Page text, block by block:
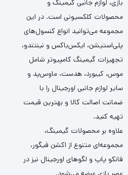
بازی، لوازم جانبی گیمینگ و
محصولات کلکسیونی است. در این
مجموعه می‌توانید انواع کنسول‌های
پلی‌استیشن، ایکس‌باکس و نینتندو،
تجهیزات گیمینگ کامپیوتر شامل
موس، کیبورد، هدست، ماوس‌پد و
سایر لوازم جانبی اورجینال را با
ضمانت اصالت کالا و بهترین قیمت
تهیه کنید.
علاوه بر محصولات گیمینگ،
مجموعه‌ای متنوع از اکشن فیگور،
فانکو پاپ و لگوهای اورجینال نیز در